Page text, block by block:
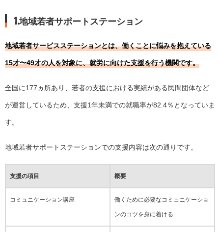
1.地域若者サポートステーション
地域若者サービスステーションとは、働くことに悩みを抱えている
15才〜49才の人を対象に、就労に向けた支援を行う機関です。
全国に177ヵ所あり、若者の支援における実績がある民間団体など
が運営しているため、支援1年未満での就職率が82.4％となっていま
す。
地域若者サポートステーションでの支援内容は次の通りです。
支援の項目 概要
コミュニケーション講座 働くために必要なコミュニケーショ
ンのコツを身に着ける